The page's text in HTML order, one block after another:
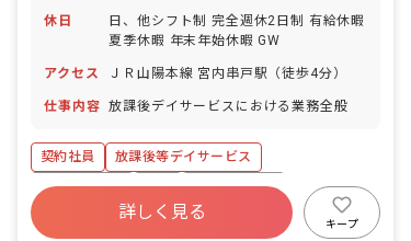
休日
日、他シフト制 完全週休2日制 有給休暇
夏季休暇 年末年始休暇 GW
アクセス ＪＲ山陽本線 宮内串戸駅（徒歩4分）
仕事内容 放課後デイサービスにおける業務全般
契約社員
放課後等デイサービス
社会保険完備
有給
昇給昇進あり
駅近5分以内
詳しく見る
キープ